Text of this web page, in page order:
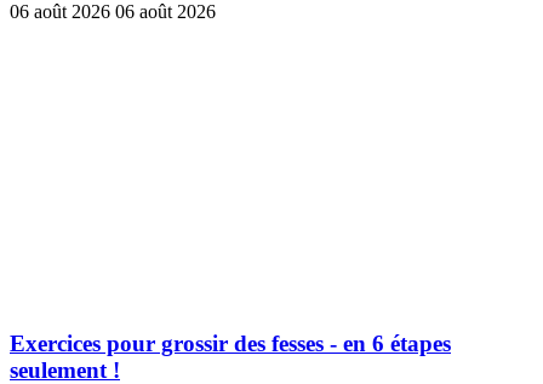
06 août 2026 06 août 2026
Exercices pour grossir des fesses - en 6 étapes
seulement !